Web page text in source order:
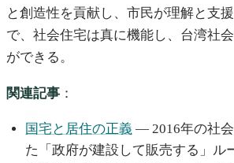
と創造性を貢献し、市民が理解と支
で、社会住宅は真に機能し、台湾社
ができる。
関連記事 ：
国宅と居住の正義 — 2016年の社
た「政府が建設して販売する」ル